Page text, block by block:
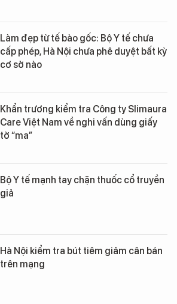
Làm đẹp từ tế bào gốc: Bộ Y tế chưa
cấp phép, Hà Nội chưa phê duyệt bất kỳ
cơ sở nào
Khẩn trương kiểm tra Công ty Slimaura
Care Việt Nam về nghi vấn dùng giấy
tờ “ma”
Bộ Y tế mạnh tay chặn thuốc cổ truyền
giả
Hà Nội kiểm tra bút tiêm giảm cân bán
trên mạng